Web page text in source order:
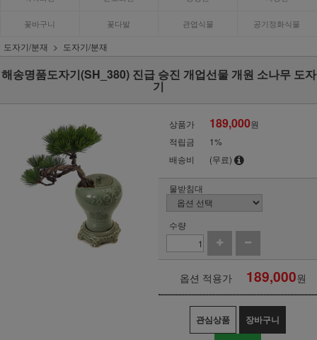
꽃바구니 꽃다발 관엽식물 공기정화식물
도자기/분재 도자기/분재
해송명품도자기(SH_380) 진급 승진 개업선물 개원 소나무 도자
기
상품가 189,000원
적립금
1%
배송비
(무료)
물받침대
수량
옵션 적용가 189,000원
관심상품 장바구니